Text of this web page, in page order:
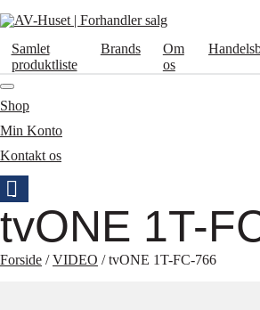
Samlet
produktliste
Brands
Om
os
Shop
Min Konto
Kontakt os
tvONE 1T-
Forside /VIDEO / tvONE 1T-FC-766